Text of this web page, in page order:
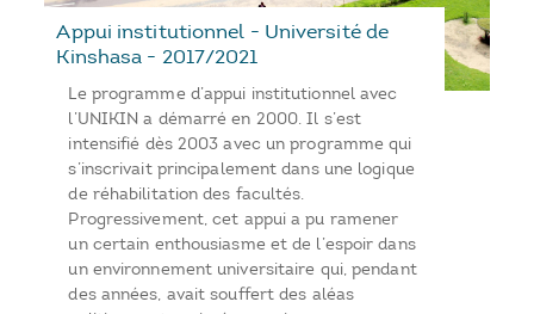
Appui institutionnel - Université de
Kinshasa - 2017/2021
Le programme d’appui institutionnel avec
l’UNIKIN a démarré en 2000. Il s’est
intensifié dès 2003 avec un programme qui
s’inscrivait principalement dans une logique
de réhabilitation des facultés.
Progressivement, cet appui a pu ramener
un certain enthousiasme et de l’espoir dans
un environnement universitaire qui, pendant
des années, avait souffert des aléas